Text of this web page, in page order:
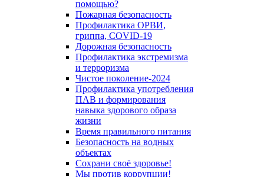
помощью?
Пожарная безопасность
Профилактика ОРВИ,
гриппа, COVID-19
Дорожная безопасность
Профилактика экстремизма
и терроризма
Чистое поколение-2024
Профилактика употребления
ПАВ и формирования
навыка здорового образа
жизни
Время правильного питания
Безопасность на водных
объектах
Сохрани своё здоровье!
Мы против коррупции!